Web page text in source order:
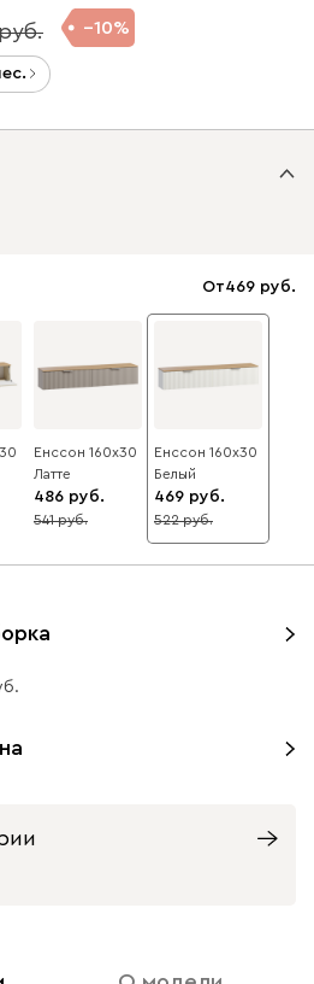
10
От469
Енссон 160x30
Латте
486
10
541
Енссон 160x30
Белый
469
10
522